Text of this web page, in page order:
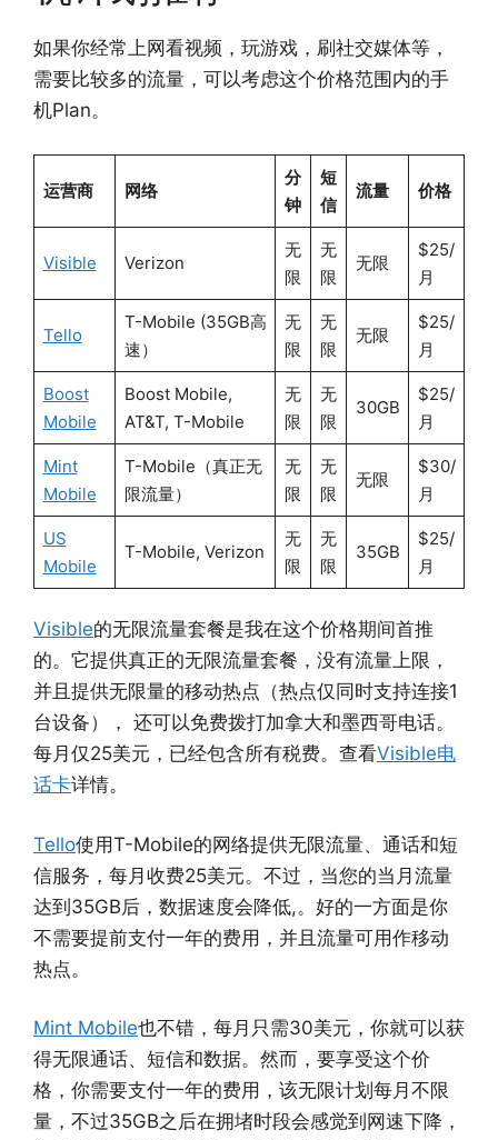
如果你经常上网看视频，玩游戏，刷社交媒体等，
需要比较多的流量，可以考虑这个价格范围内的手
机Plan。
运营商 网络
分
钟
短
信
流量 价格
Visible Verizon
无
限
无
限
无限
$25/
月
Tello
T-Mobile (35GB高
速）
无
限
无
限
无限
$25/
月
Boost
Mobile
Boost Mobile,
AT&T, T-Mobile
无
限
无
限
30GB
$25/
月
Mint
Mobile
T-Mobile（真正无
限流量）
无
限
无
限
无限
$30/
月
US
Mobile
T-Mobile, Verizon
无
限
无
限
35GB
$25/
月
Visible的无限流量套餐是我在这个价格期间首推
的。它提供真正的无限流量套餐，没有流量上限，
并且提供无限量的移动热点（热点仅同时支持连接1
台设备）， 还可以免费拨打加拿大和墨西哥电话。
每月仅25美元，已经包含所有税费。查看Visible电
话卡详情。
Tello使用T-Mobile的网络提供无限流量、通话和短
信服务，每月收费25美元。不过，当您的当月流量
达到35GB后，数据速度会降低,。好的一方面是你
不需要提前支付一年的费用，并且流量可用作移动
热点。
Mint Mobile也不错，每月只需30美元，你就可以获
得无限通话、短信和数据。然而，要享受这个价
格，你需要支付一年的费用，该无限计划每月不限
量，不过35GB之后在拥堵时段会感觉到网速下降，